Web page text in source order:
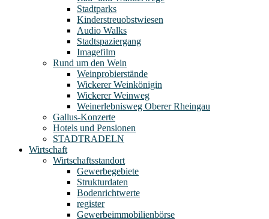
Stadtparks
Kinderstreuobstwiesen
Audio Walks
Stadtspaziergang
Imagefilm
Rund um den Wein
Weinprobierstände
Wickerer Weinkönigin
Wickerer Weinweg
Weinerlebnisweg Oberer Rheingau
Gallus-Konzerte
Hotels und Pensionen
STADTRADELN
Wirtschaft
Wirtschaftsstandort
Gewerbegebiete
Strukturdaten
Bodenrichtwerte
register
Gewerbeimmobilienbörse